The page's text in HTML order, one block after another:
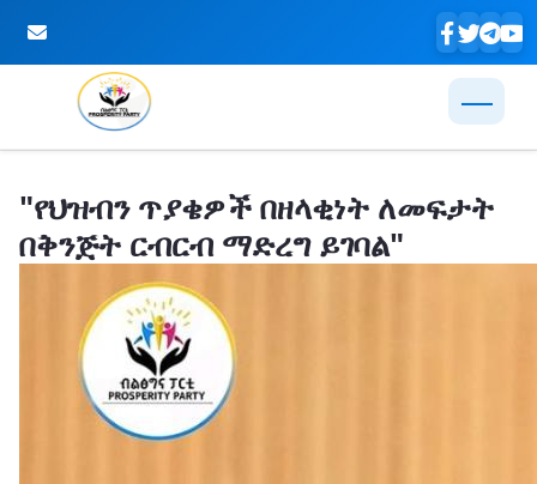
"የህዝብን ጥያቄዎች በዘላቂነት ለመፍታት
በቅንጅት ርብርብ ማድረግ ይገባል"